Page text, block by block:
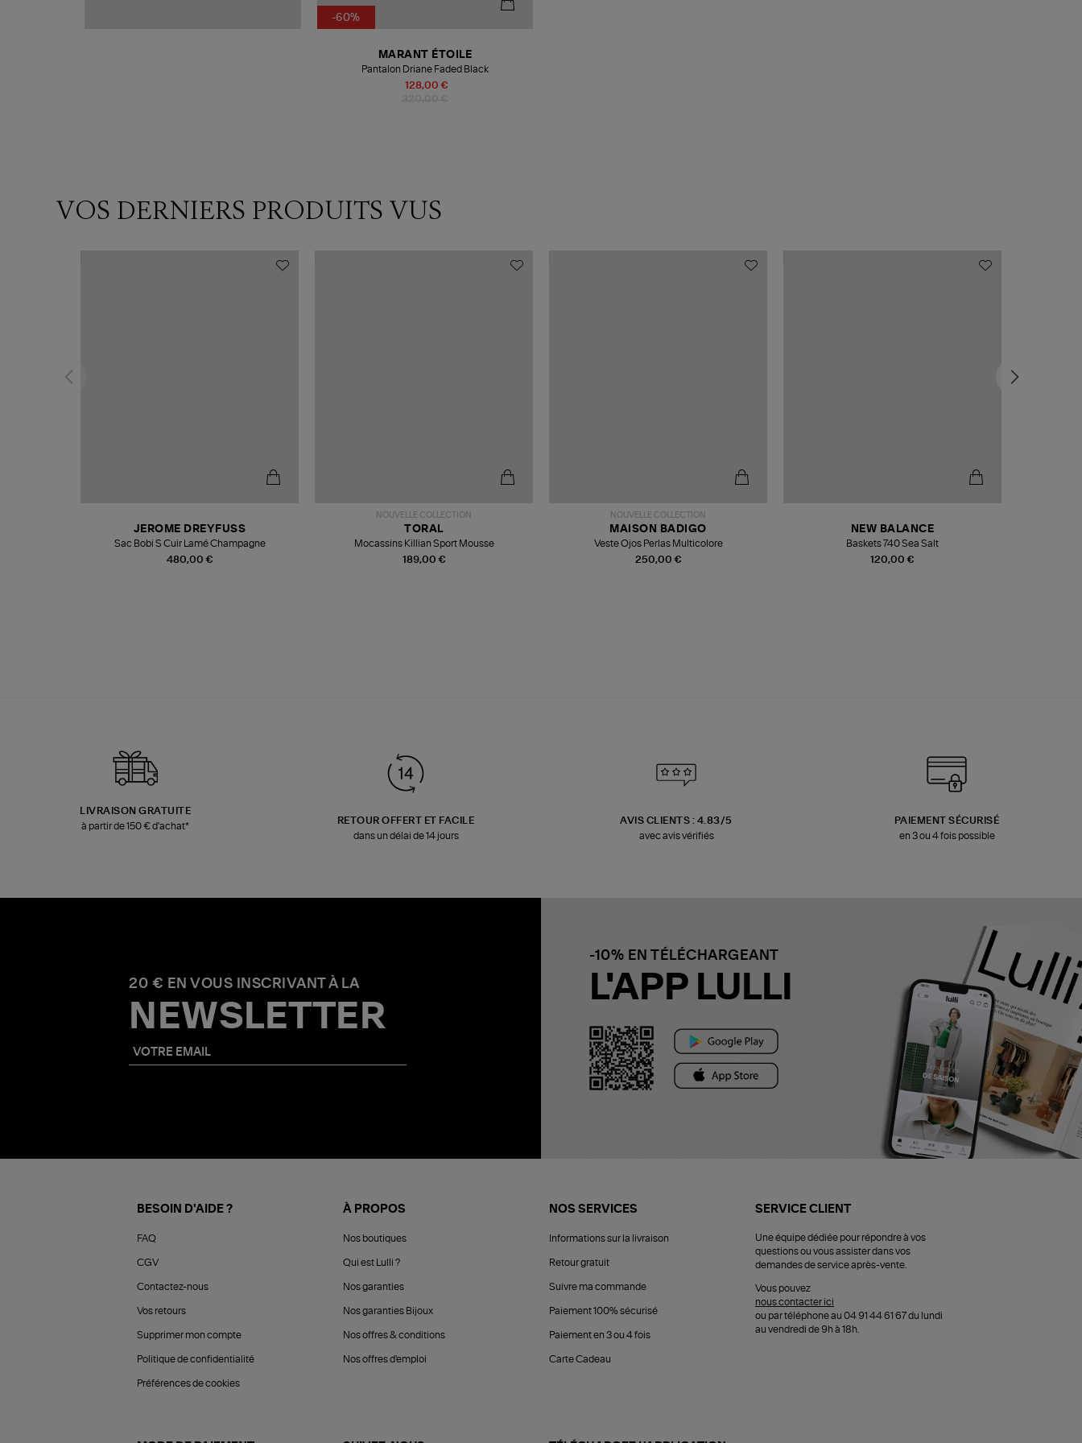
-60%
128,00 €
MARANT ÉTOILE
Pantalon Driane Faded Black
VOS DERNIERS PRODUITS VUS
480,00 €
JEROME DREYFUSS
Sac Bobi S Cuir Lamé Champagne
NOUVELLE COLLECTION
189,00 €
TORAL
Mocassins Killian Sport Mousse
NOUVELLE COLLECTION
250,00 €
MAISON BADIGO
Veste Ojos Perlas Multicolore
120,00 €
NEW BALANCE
Baskets 740 Sea Salt
LIVRAISON GRATUITE
à partir de 150 € d'achat*
RETOUR OFFERT ET FACILE
dans un délai de 14 jours
AVIS CLIENTS : 4.83/5
avec avis vérifiés
PAIEMENT SÉCURISÉ
en 3 ou 4 fois possible
20 € EN VOUS INSCRIVANT À LA
NEWSLETTER
-10% EN TÉLÉCHARGEANT
L'APP LULLI
BESOIN D'AIDE ?
FAQ
CGV
Contactez-nous
Vos retours
Supprimer mon compte
Politique de confidentialité
Préférences de cookies
À PROPOS
Nos boutiques
Qui est Lulli ?
Nos garanties
Nos garanties Bijoux
Nos offres & conditions
Nos offres d'emploi
NOS SERVICES
Informations sur la livraison
Retour gratuit
Suivre ma commande
Paiement 100% sécurisé
Paiement en 3 ou 4 fois
Carte Cadeau
SERVICE CLIENT
Une équipe dédiée pour répondre à vos
questions ou vous assister dans vos
demandes de service après-vente.
Vous pouvez
nous contacter ici
ou par téléphone au 04 91 44 61 67 du lundi
au vendredi de 9h à 18h.